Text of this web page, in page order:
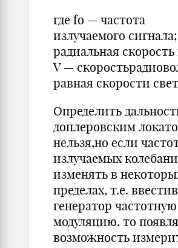
где fo — частота
излучаемого
радиальная
V —
равная скорости
Определить
доплеровским
нельзя,но если
излучаемых
изменять в
пределах, т.е. ввестив
генератор частотную
модуляцию, то
возможность